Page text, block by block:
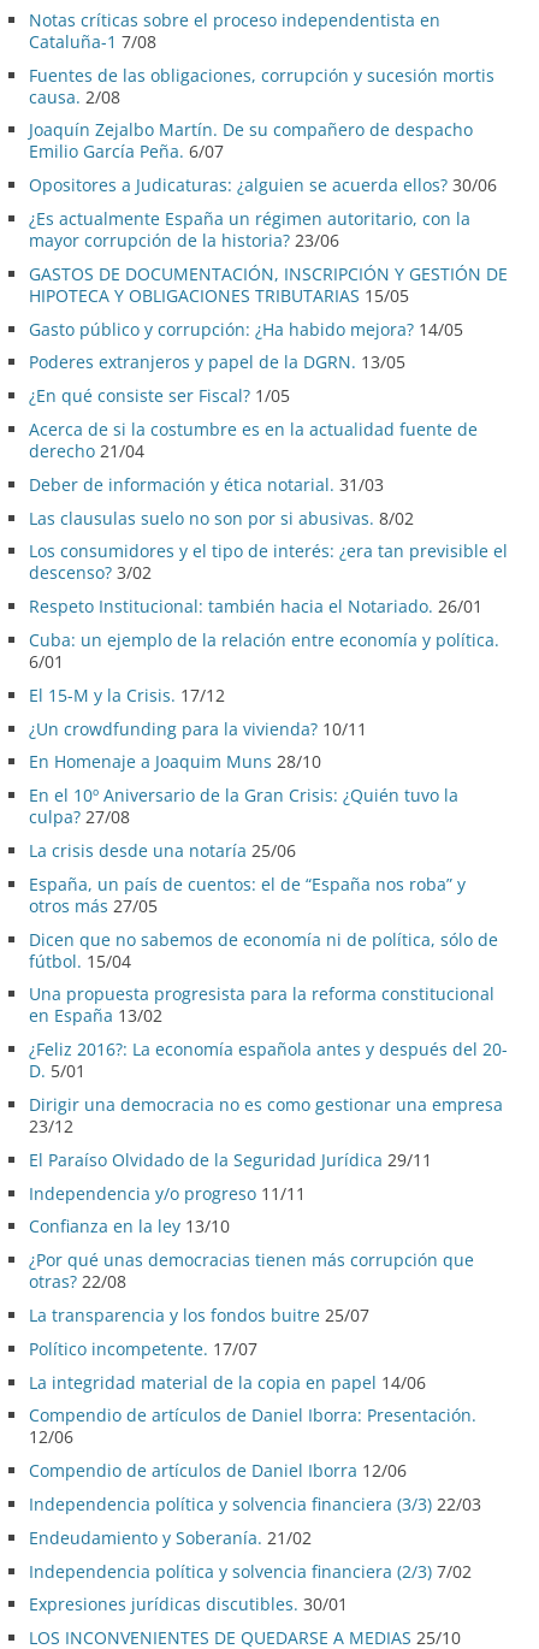
Notas críticas sobre el proceso independentista en
Cataluña-1 7/08
Fuentes de las obligaciones, corrupción y sucesión mortis
causa. 2/08
Joaquín Zejalbo Martín. De su compañero de despacho
Emilio García Peña. 6/07
Opositores a Judicaturas: ¿alguien se acuerda ellos? 30/06
¿Es actualmente España un régimen autoritario, con la
mayor corrupción de la historia? 23/06
GASTOS DE DOCUMENTACIÓN, INSCRIPCIÓN Y GESTIÓN DE
HIPOTECA Y OBLIGACIONES TRIBUTARIAS 15/05
Gasto público y corrupción: ¿Ha habido mejora? 14/05
Poderes extranjeros y papel de la DGRN. 13/05
¿En qué consiste ser Fiscal? 1/05
Acerca de si la costumbre es en la actualidad fuente de
derecho 21/04
Deber de información y ética notarial. 31/03
Las clausulas suelo no son por si abusivas. 8/02
Los consumidores y el tipo de interés: ¿era tan previsible el
descenso? 3/02
Respeto Institucional: también hacia el Notariado. 26/01
Cuba: un ejemplo de la relación entre economía y política.
6/01
El 15-M y la Crisis. 17/12
¿Un crowdfunding para la vivienda? 10/11
En Homenaje a Joaquim Muns 28/10
En el 10º Aniversario de la Gran Crisis: ¿Quién tuvo la
culpa? 27/08
La crisis desde una notaría 25/06
España, un país de cuentos: el de “España nos roba” y
otros más 27/05
Dicen que no sabemos de economía ni de política, sólo de
fútbol. 15/04
Una propuesta progresista para la reforma constitucional
en España 13/02
¿Feliz 2016?: La economía española antes y después del 20-
D. 5/01
Dirigir una democracia no es como gestionar una empresa
23/12
El Paraíso Olvidado de la Seguridad Jurídica 29/11
Independencia y/o progreso 11/11
Confianza en la ley 13/10
¿Por qué unas democracias tienen más corrupción que
otras? 22/08
La transparencia y los fondos buitre 25/07
Político incompetente. 17/07
La integridad material de la copia en papel 14/06
Compendio de artículos de Daniel Iborra: Presentación.
12/06
Compendio de artículos de Daniel Iborra 12/06
Independencia política y solvencia financiera (3/3) 22/03
Endeudamiento y Soberanía. 21/02
Independencia política y solvencia financiera (2/3) 7/02
Expresiones jurídicas discutibles. 30/01
LOS INCONVENIENTES DE QUEDARSE A MEDIAS 25/10